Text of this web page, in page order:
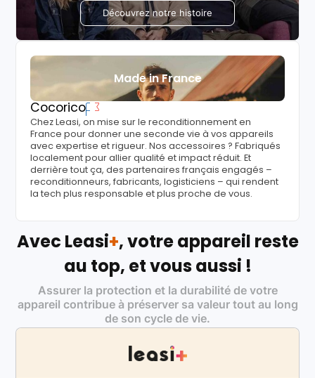
Découvrez notre histoire
Made in France
Cocorico
Chez Leasi, on mise sur le reconditionnement en
France pour donner une seconde vie à vos appareils
avec expertise et rigueur. Nos accessoires ? Fabriqués
localement pour allier qualité et impact réduit. Et
derrière tout ça, des partenaires français engagés –
reconditionneurs, fabricants, logisticiens – qui rendent
la tech plus responsable et plus proche de vous.
Avec Leasi+, votre appareil reste
au top, et vous aussi !
Assurer la protection et la durabilité de votre
appareil contribue à préserver sa valeur tout au long
de son cycle de vie.